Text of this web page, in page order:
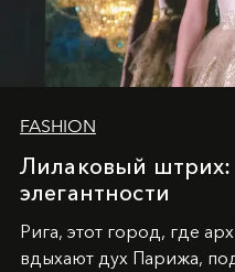
FASHION
Лилаковый штрих:
элегантности
Рига, этот город, где
вдыхают дух Парижа,